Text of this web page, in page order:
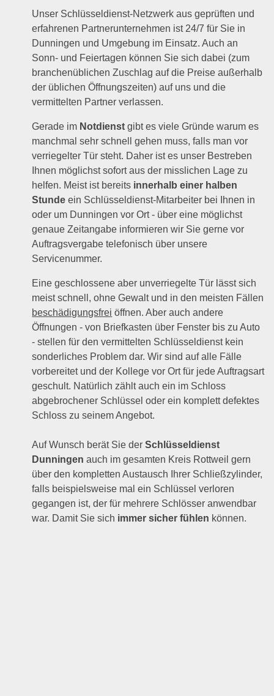
Unser Schlüsseldienst-Netzwerk aus geprüften und
erfahrenen Partnerunternehmen ist 24/7 für Sie in
Dunningen und Umgebung im Einsatz. Auch an
Sonn- und Feiertagen können Sie sich dabei (zum
branchenüblichen Zuschlag auf die Preise außerhalb
der üblichen Öffnungszeiten) auf uns und die
vermittelten Partner verlassen.
Gerade im Notdienst gibt es viele Gründe warum es
manchmal sehr schnell gehen muss, falls man vor
verriegelter Tür steht. Daher ist es unser Bestreben
Ihnen möglichst sofort aus der misslichen Lage zu
helfen. Meist ist bereits innerhalb einer halben
Stunde ein Schlüsseldienst-Mitarbeiter bei Ihnen in
oder um Dunningen vor Ort - über eine möglichst
genaue Zeitangabe informieren wir Sie gerne vor
Auftragsvergabe telefonisch über unsere
Servicenummer.
Eine geschlossene aber unverriegelte Tür lässt sich
meist schnell, ohne Gewalt und in den meisten Fällen
beschädigungsfrei öffnen. Aber auch andere
Öffnungen - von Briefkasten über Fenster bis zu Auto
- stellen für den vermittelten Schlüsseldienst kein
sonderliches Problem dar. Wir sind auf alle Fälle
vorbereitet und der Kollege vor Ort für jede Auftragsart
geschult. Natürlich zählt auch ein im Schloss
abgebrochener Schlüssel oder ein komplett defektes
Schloss zu seinem Angebot.
Auf Wunsch berät Sie derSchlüsseldienst
Dunningen auch im gesamten Kreis Rottweil gern
über den kompletten Austausch Ihrer Schließzylinder,
falls beispielsweise mal ein Schlüssel verloren
gegangen ist, der für mehrere Schlösser anwendbar
war. Damit Sie sich immer sicher fühlen können.